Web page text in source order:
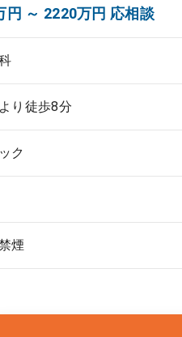
円 ～ 2220万円 応相談
り徒歩8分
ク
煙